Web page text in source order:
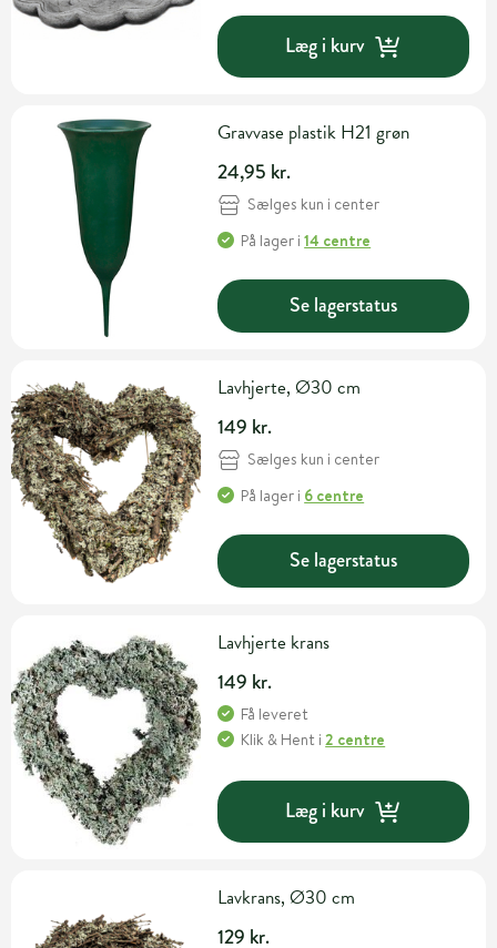
Læg i kurv
Gravvase plastik H21 grøn
24,95 kr.
Sælges kun i center
På lager i14 centre
Se lagerstatus
Lavhjerte, Ø30 cm
149 kr.
Sælges kun i center
På lager i 6 centre
Se lagerstatus
Lavhjerte krans
149 kr.
Få leveret
Klik & Hent i2 centre
Læg i kurv
Lavkrans, Ø30 cm
129 kr.